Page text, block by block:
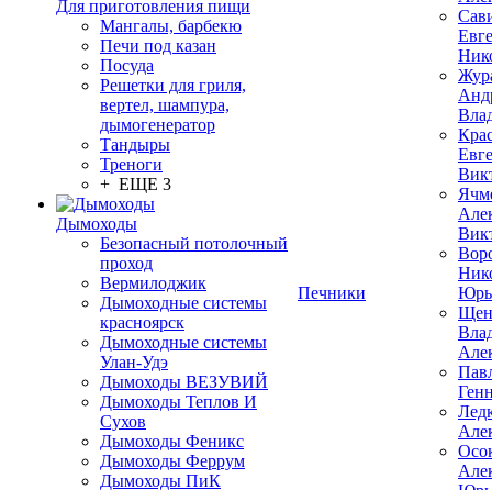
Для приготовления пищи
Мангалы, барбекю
Печи под казан
Посуда
Решетки для гриля,
вертел, шампура,
дымогенератор
Тандыры
Треноги
+ ЕЩЕ 3
Дымоходы
Безопасный потолочный
проход
Вермилоджик
Дымоходные системы
красноярск
Дымоходные системы
Улан-Удэ
Дымоходы ВЕЗУВИЙ
Дымоходы Теплов И
Сухов
Дымоходы Феникс
Дымоходы Феррум
Дымоходы ПиК
Печники